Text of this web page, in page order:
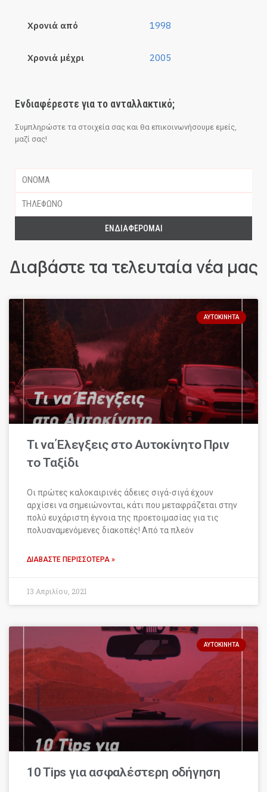
Χρονιά από 1998
Χρονιά μέχρι 2005
Ενδιαφέρεστε για το ανταλλακτικό;
Συμπληρώστε τα στοιχεία σας και θα επικοινωνήσουμε εμείς,
μαζί σας!
ΕΝΔΙΑΦΈΡΟΜΑΙ
Διαβάστε τα τελευταία νέα μας
ΑΥΤΟΚΊΝΗΤΑ
Τι να Έλεγξεις στο Αυτοκίνητο Πριν
το Ταξίδι
Οι πρώτες καλοκαιρινές άδειες σιγά-σιγά έχουν
αρχίσει να σημειώνονται, κάτι που μεταφράζεται στην
πολύ ευχάριστη έγνοια της προετοιμασίας για τις
πολυαναμενόμενες διακοπές! Από τα πλεόν
ΔΙΑΒΆΣΤΕ ΠΕΡΙΣΣΌΤΕΡΑ »
13 Απριλίου, 2021
ΑΥΤΟΚΊΝΗΤΑ
10 Tips για ασφαλέστερη οδήγηση